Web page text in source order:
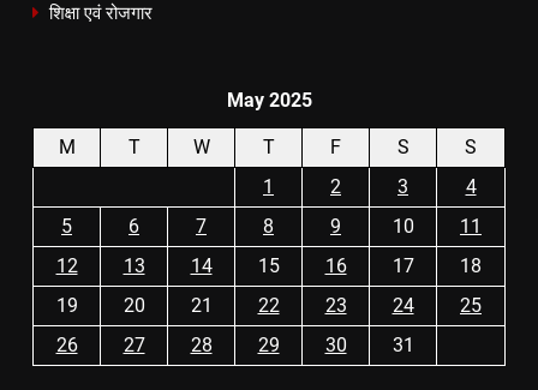
शिक्षा एवं रोजगार
May 2025
M T W T F S
S
1
2 3
4
5
6 7 8 9 10
11
12
13 14 15 16 17
18
19
20 21 22 23 24
25
26
27 28 29 30 31